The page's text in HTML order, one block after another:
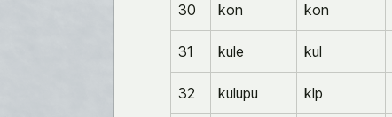
30 kon kon
31 kule kul
32 kulupu klp